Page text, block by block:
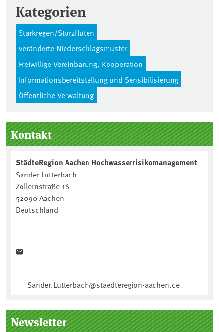
Kategorien
Starkregen/Sturzfluten
veränderte Niederschlagsmuster
Freiwillige Vereinbarung, Kooperation
Informationsbereitstellung und Sensibilisierung
Öffentliche Verwaltung
Seitenleiste
Kontakt
StädteRegion Aachen Hochwasserrisikomanagement
Sander Lutterbach
Zollernstraße 16
52090 Aachen
Deutschland
Sander.Lutterbach@staedteregion-aachen.de
Newsletter